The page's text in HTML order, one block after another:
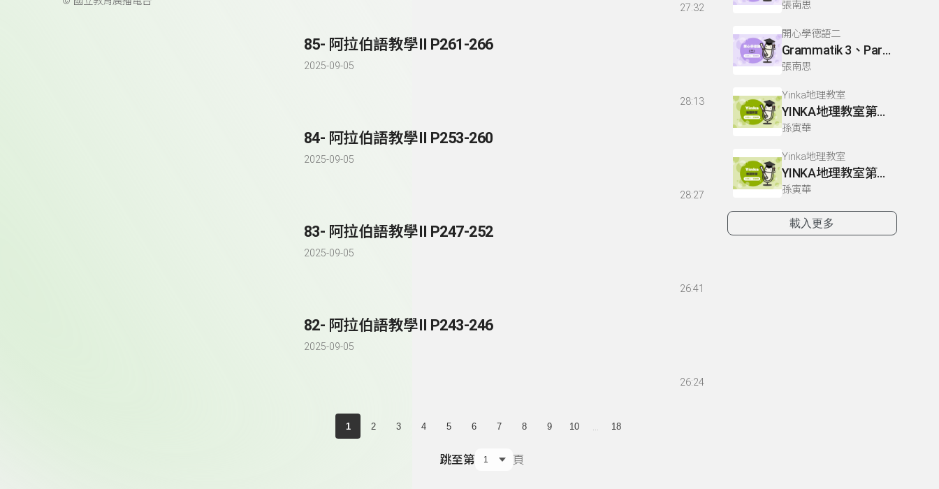
27:32
85- 阿拉伯語教學II P261-266
2025-09-05
28:13
84- 阿拉伯語教學II P253-260
2025-09-05
28:27
83- 阿拉伯語教學II P247-252
2025-09-05
26:41
82- 阿拉伯語教學II P243-246
2025-09-05
26:24
1 2 3 4 5 6 7 8 9 10 18
跳至第 頁
張南思
開心學德語二
Grammatik 3、Partnerubungen Nr. 1, 3、Dialog 2(1)
張南思
Yinka地理教室
YINKA地理教室第一冊 P22-26
孫寅華
Yinka地理教室
YINKA地理教室第一冊 P4-5
孫寅華
載入更多